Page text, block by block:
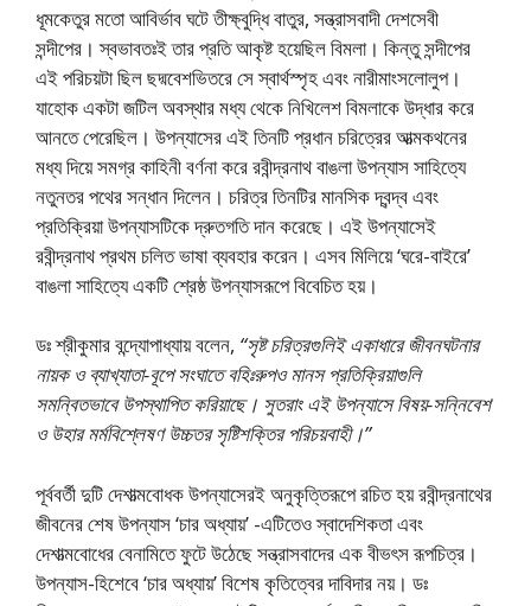
ধূমকেতুর মতাে আবির্ভাব ঘটে তীক্ষ্বুদ্ধি বাতুর, সন্ত্রাসবাদী দেশসেবী
সন্দীপের। স্বভাবতঃই তার প্রতি আকৃষ্ট হয়েছিল বিমলা। কিন্তু সন্দীপের
এই পরিচয়টা ছিল ছদ্মবেশভিতরে সে স্বার্থস্পৃহ এবং নারীমাংসলােলুপ।
যাহােক একটা জটিল অবস্থার মধ্য থেকে নিখিলেশ বিমলাকে উদ্ধার করে
আনতে পেরেছিল। উপন্যাসের এই তিনটি প্রধান চরিত্রের আত্মকথনের
মধ্য দিয়ে সমগ্র কাহিনী বর্ণনা করে রবীন্দ্রনাথ বাঙলা উপন্যাস সাহিত্যে
নতুনতর পথের সন্ধান দিলেন। চরিত্র তিনটির মানসিক দ্বন্দ্ব এবং
প্রতিক্রিয়া উপন্যাসটিকে দ্রুতগতি দান করেছে। এই উপন্যাসেই
রবীন্দ্রনাথ প্রথম চলিত ভাষা ব্যবহার করেন। এসব মিলিয়ে ‘ঘরে-বাইরে’
বাঙলা সাহিত্যে একটি শ্রেষ্ঠ উপন্যাসরূপে বিবেচিত হয়।
ডঃ শ্রীকুমার বন্দ্যোপাধ্যায় বলেন, “সৃষ্ট চরিত্রগুলিই একাধারে জীবনঘটনার
নায়ক ও ব্যাখ্যাতা-বূপে সংঘাতে বহিঃরুপও মানস প্রতিক্রিয়াগুলি
সমন্বিতভাবে উপস্থাপিত করিয়াছে। সুতরাং এই উপন্যাসে বিষয়-সন্নিবেশ
ও উহার মর্মবিশ্লেষণ উচ্চতর সৃষ্টিশক্তির পরিচয়বাহী।”
পূর্ববর্তী দুটি দেশাত্মবােধক উপন্যাসেরই অনুকৃত্তিরূপে রচিত হয় রবীন্দ্রনাথের
জীবনের শেষ উপন্যাস ‘চার অধ্যায়’ -এটিতেও স্বাদেশিকতা এবং
দেশাত্মবােধের বেনামিতে ফুটে উঠেছে সন্ত্রাসবাদের এক বীভৎস রূপচিত্র।
উপন্যাস-হিশেবে ‘চার অধ্যায়’ বিশেষ কৃতিত্বের দাবিদার নয়। ডঃ